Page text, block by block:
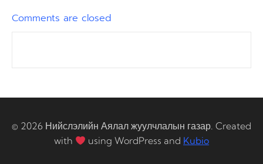
Comments are closed
© 2026 Нийслэлийн Аялал жуулчлалын газар. Created
with
using WordPress and Kubio